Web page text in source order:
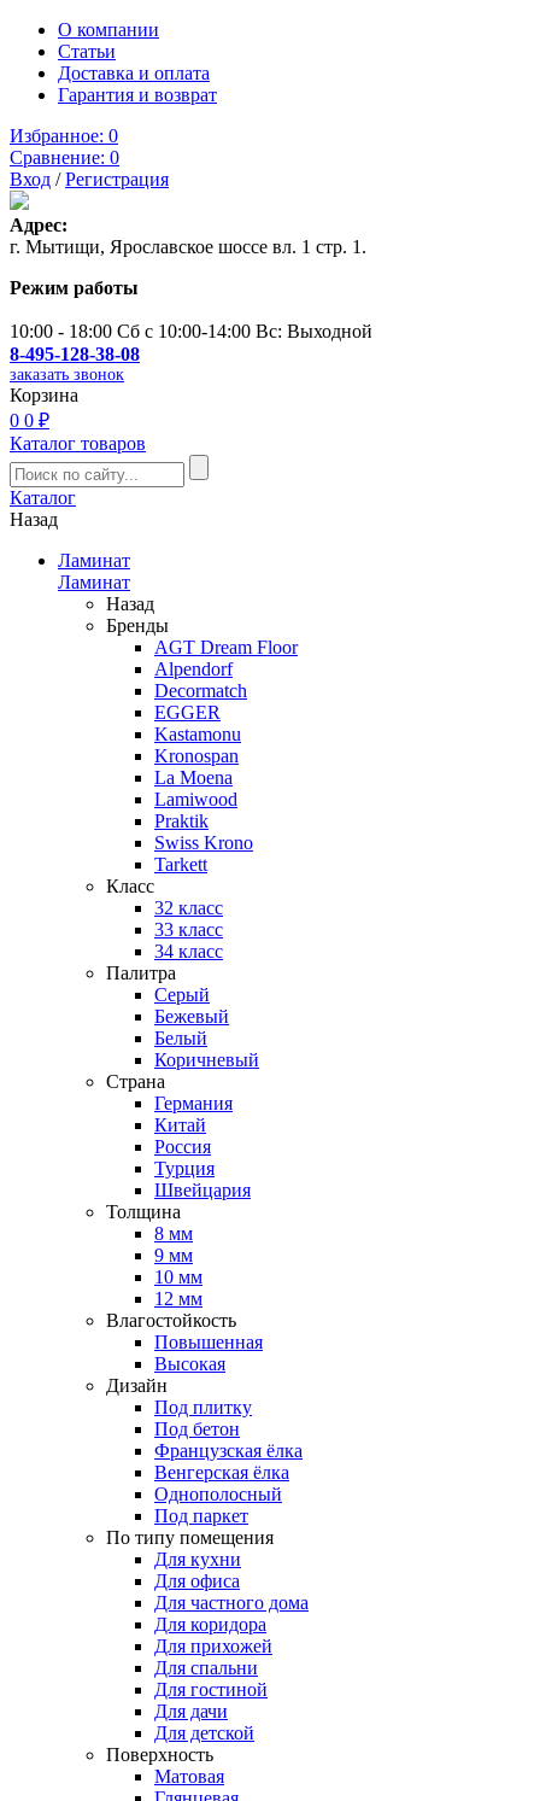
О компании
Статьи
Доставка и оплата
Гарантия и возврат
Избранное: 0
Сравнение: 0
Вход /Регистрация
Адрес:
г. Мытищи, Ярославское шоссе вл. 1 стр. 1.
Режим работы
10:00 - 18:00 Сб с 10:00-14:00 Вс: Выходной
8-495-128-38-08
заказать звонок
Корзина
0 0 ₽
Каталог товаров
Каталог
Назад
Ламинат
Ламинат
Назад
Бренды
AGT Dream Floor
Alpendorf
Decormatch
EGGER
Kastamonu
Kronospan
La Moena
Lamiwood
Praktik
Swiss Krono
Tarkett
Класс
32 класс
33 класс
34 класс
Палитра
Серый
Бежевый
Белый
Коричневый
Страна
Германия
Китай
Россия
Турция
Швейцария
Толщина
8 мм
9 мм
10 мм
12 мм
Влагостойкость
Повышенная
Высокая
Дизайн
Под плитку
Под бетон
Французская ёлка
Венгерская ёлка
Однополосный
Под паркет
По типу помещения
Для кухни
Для офиса
Для частного дома
Для коридора
Для прихожей
Для спальни
Для гостиной
Для дачи
Для детской
Поверхность
Матовая